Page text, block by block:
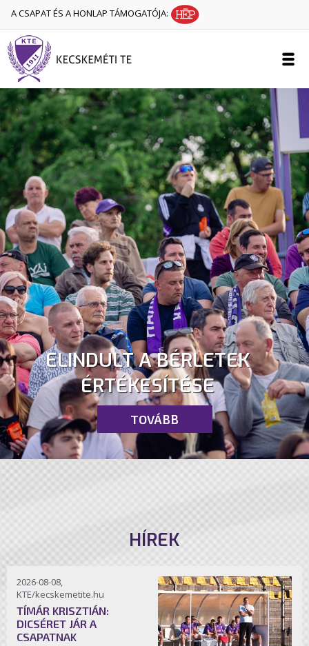
A CSAPAT ÉS A HONLAP TÁMOGATÓJA:
ELINDULT A BÉRLETEK
ÉRTÉKESÍTÉSE
TOVÁBB
HÍREK
2026-08-08,
KTE/kecskemetite.hu
TÍMÁR KRISZTIÁN:
DICSÉRET JÁR A
CSAPATNAK